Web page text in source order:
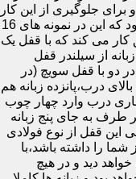
جلوگیری از این کار
از قفل مولتی سیستم استفاده می شود که این در نمونه های 16
کار می کند که با قفل یک
از سیلندر قفل
دو با قفل سویچ (در
بالای درب،پانزده زبانه هم
درب وارد چهار چوب
های 16 تایی در هر طرف به جای پنج زبانه
این قفل از نوع فولادی
را داشته باشد،با
دید و در هیچ